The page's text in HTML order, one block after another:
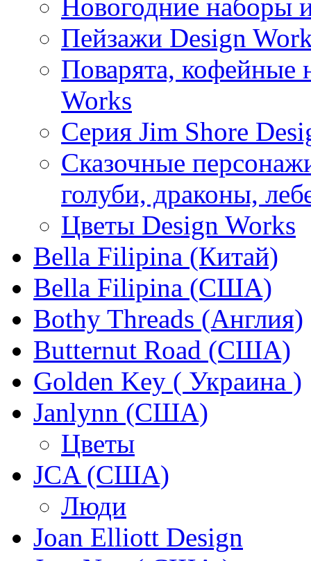
Новогодние наборы
Пейзажи Design
Поварята, кофейные
Works
Серия Jim Shore
Сказочные
голуби, драконы,
Цветы Design Works
Bella Filipina (Китай)
Bella Filipina (США)
Bothy Threads (Англия)
Butternut Road (США)
Golden Key ( Украина )
Janlynn (США)
Цветы
JCA (США)
Люди
Joan Elliott Design